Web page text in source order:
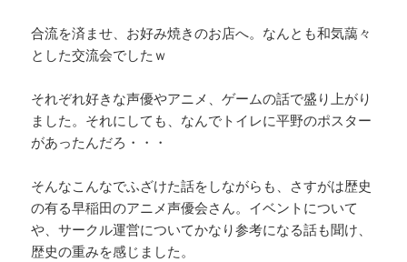
合流を済ませ、お好み焼きのお店へ。なんとも和気藹々
とした交流会でしたｗ
それぞれ好きな声優やアニメ、ゲームの話で盛り上がり
ました。それにしても、なんでトイレに平野のポスター
があったんだろ・・・
そんなこんなでふざけた話をしながらも、さすがは歴史
の有る早稲田のアニメ声優会さん。イベントについて
や、サークル運営についてかなり参考になる話も聞け、
歴史の重みを感じました。